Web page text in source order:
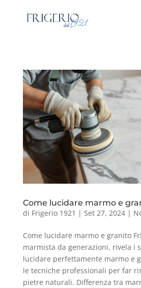
Come lucidare marmo e
di Frigerio 1921 | Set 27, 2024|
Come lucidare marmo e granito
marmista da generazioni, rivela i
lucidare perfettamente marmo e
le tecniche professionali per far
pietre naturali. Differenza tra